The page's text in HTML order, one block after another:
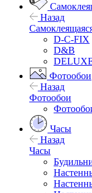
Назад
D-C-FIX
D&B
Фотообои
Назад
Фотообои
Часы
Назад
Часы